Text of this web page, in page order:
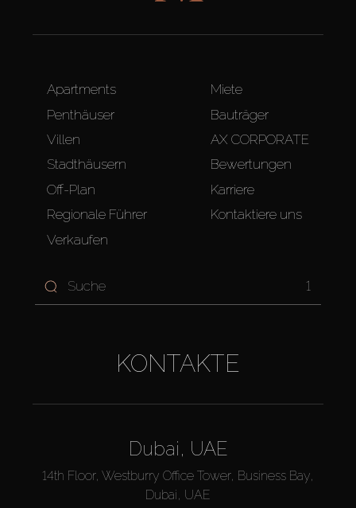
Apartments
Penthäuser
Villen
Stadthäusern
Off-Plan
Regionale Führer
Verkaufen
Miete
Bauträger
AX CORPORATE
Bewertungen
Karriere
Kontaktiere uns
1
KONTAKTE
Dubai, UAE
14th Floor, Westburry Office Tower, Business Bay,
Dubai, UAE